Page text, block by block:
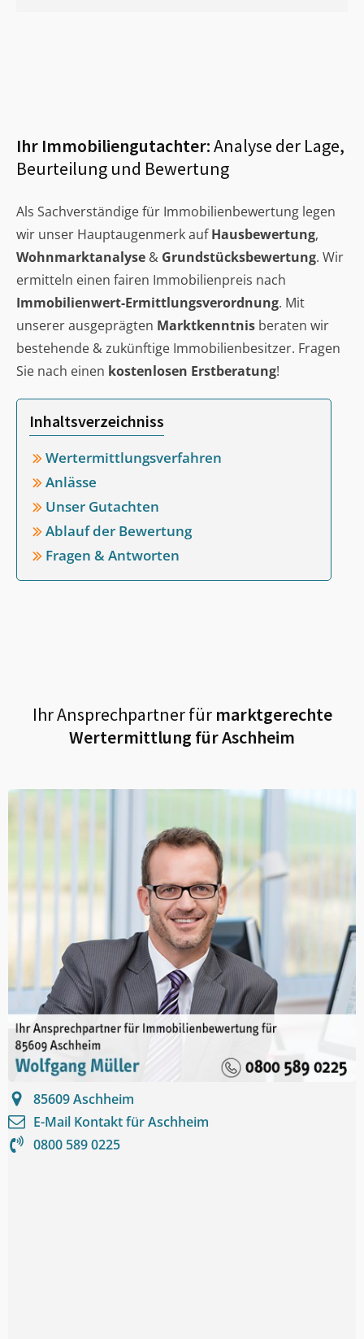
Ihr Immobiliengutachter:Analyse der Lage,
Beurteilung und Bewertung
Als Sachverständige für Immobilienbewertung legen
wir unser Hauptaugenmerk aufHausbewertung,
Wohnmarktanalyse & Grundstücksbewertung. Wir
ermitteln einen fairen Immobilienpreis nach
Immobilienwert-Ermittlungsverordnung. Mit
unserer ausgeprägten Marktkenntnis beraten wir
bestehende & zukünftige Immobilienbesitzer. Fragen
Sie nach einen kostenlosen Erstberatung!
Inhaltsverzeichniss
Wertermittlungsverfahren
Anlässe
Unser Gutachten
Ablauf der Bewertung
Fragen & Antworten
Ihr Ansprechpartner fürmarktgerechte
Wertermittlung fürAschheim
85609Aschheim
E-Mail Kontakt fürAschheim
0800 589 0225